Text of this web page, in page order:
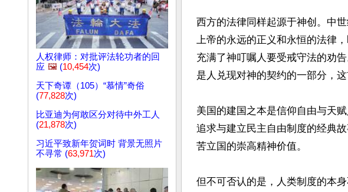
人权律师：对批评法轮功者的回
应 🖼️ (10,454次)
天下奇谭（105）“慕情”奇俗
(77,828次)
比亚迪为何敢区分对待中外工人
(21,878次)
习近平致新年贺词时 背景无照片
不寻常 (63,971次)
西方的法律同样起源于神创。中
上帝的永远的正义和永恒的法律
充满了神叮嘱人要受戒守法的劝
是人兑现对神的契约的一部分，
美国的建国之本是信仰自由与天
追求与建立民主自由制度的经典
苦立国的崇高精神价值。
但不可否认的是，人类制度的本